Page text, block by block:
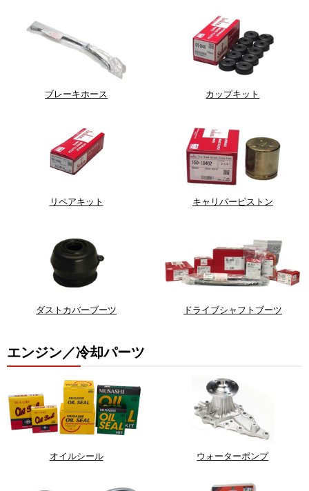
ブレーキホース カップキット
リペアキット キャリパーピストン
ダストカバーブーツ ドライブシャフトブーツ
エンジン／冷却パーツ
オイルシール ウォーターポンプ